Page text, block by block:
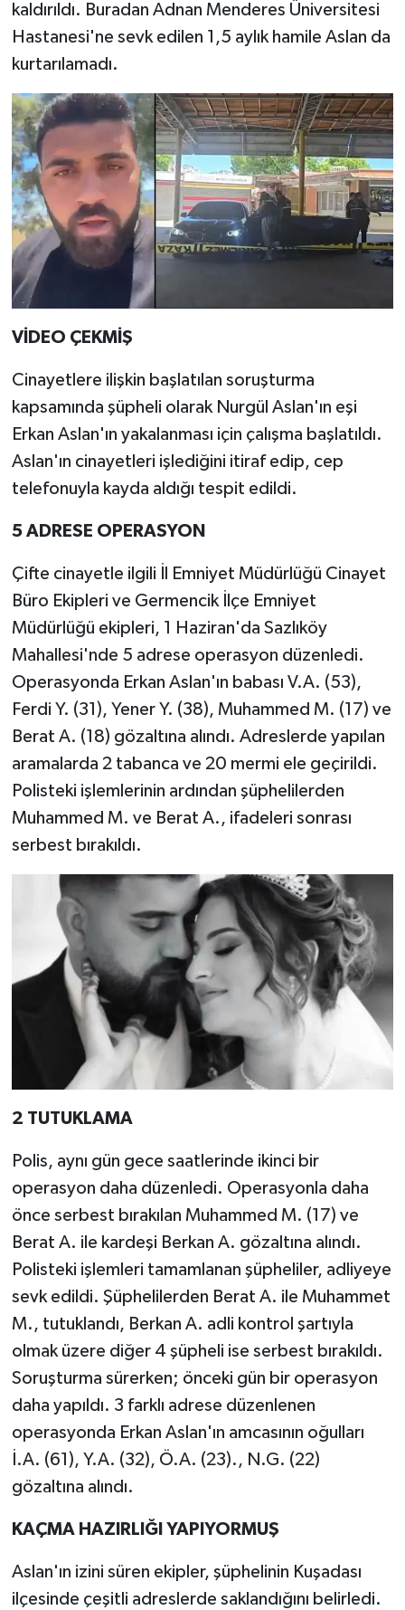
kaldırıldı. Buradan Adnan Menderes Üniversitesi
Hastanesi'ne sevk edilen 1,5 aylık hamile Aslan da
kurtarılamadı.
VİDEO ÇEKMİŞ
Cinayetlere ilişkin başlatılan soruşturma
kapsamında şüpheli olarak Nurgül Aslan'ın eşi
Erkan Aslan'ın yakalanması için çalışma başlatıldı.
Aslan'ın cinayetleri işlediğini itiraf edip, cep
telefonuyla kayda aldığı tespit edildi.
5 ADRESE OPERASYON
Çifte cinayetle ilgili İl Emniyet Müdürlüğü Cinayet
Büro Ekipleri ve Germencik İlçe Emniyet
Müdürlüğü ekipleri, 1 Haziran'da Sazlıköy
Mahallesi'nde 5 adrese operasyon düzenledi.
Operasyonda Erkan Aslan'ın babası V.A. (53),
Ferdi Y. (31), Yener Y. (38), Muhammed M. (17) ve
Berat A. (18) gözaltına alındı. Adreslerde yapılan
aramalarda 2 tabanca ve 20 mermi ele geçirildi.
Polisteki işlemlerinin ardından şüphelilerden
Muhammed M. ve Berat A., ifadeleri sonrası
serbest bırakıldı.
2 TUTUKLAMA
Polis, aynı gün gece saatlerinde ikinci bir
operasyon daha düzenledi. Operasyonla daha
önce serbest bırakılan Muhammed M. (17) ve
Berat A. ile kardeşi Berkan A. gözaltına alındı.
Polisteki işlemleri tamamlanan şüpheliler, adliyeye
sevk edildi. Şüphelilerden Berat A. ile Muhammet
M., tutuklandı, Berkan A. adli kontrol şartıyla
olmak üzere diğer 4 şüpheli ise serbest bırakıldı.
Soruşturma sürerken; önceki gün bir operasyon
daha yapıldı. 3 farklı adrese düzenlenen
operasyonda Erkan Aslan'ın amcasının oğulları
İ.A. (61), Y.A. (32), Ö.A. (23)., N.G. (22)
gözaltına alındı.
KAÇMA HAZIRLIĞI YAPIYORMUŞ
Aslan'ın izini süren ekipler, şüphelinin Kuşadası
ilçesinde çeşitli adreslerde saklandığını belirledi.